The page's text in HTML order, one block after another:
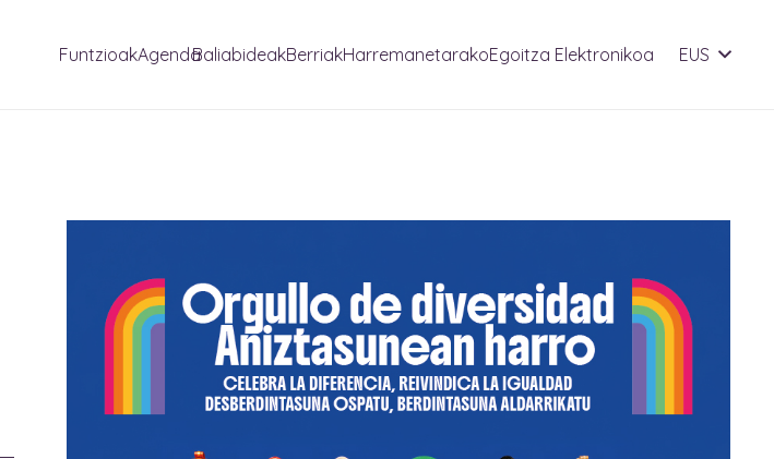
FuntzioakAgendaBaliabideakBerriakHarremanetarakoEgoitza Elektronikoa EUS